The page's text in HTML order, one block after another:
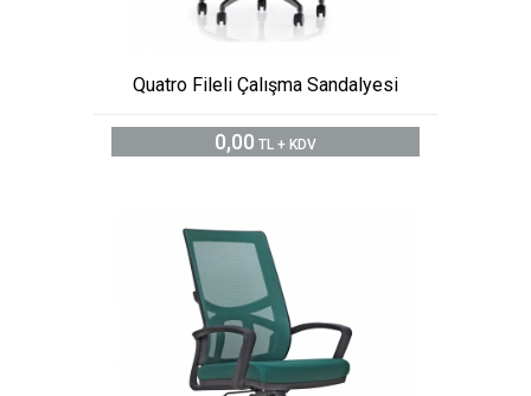
Quatro Fileli Çalışma Sandalyesi
0,00 TL + KDV